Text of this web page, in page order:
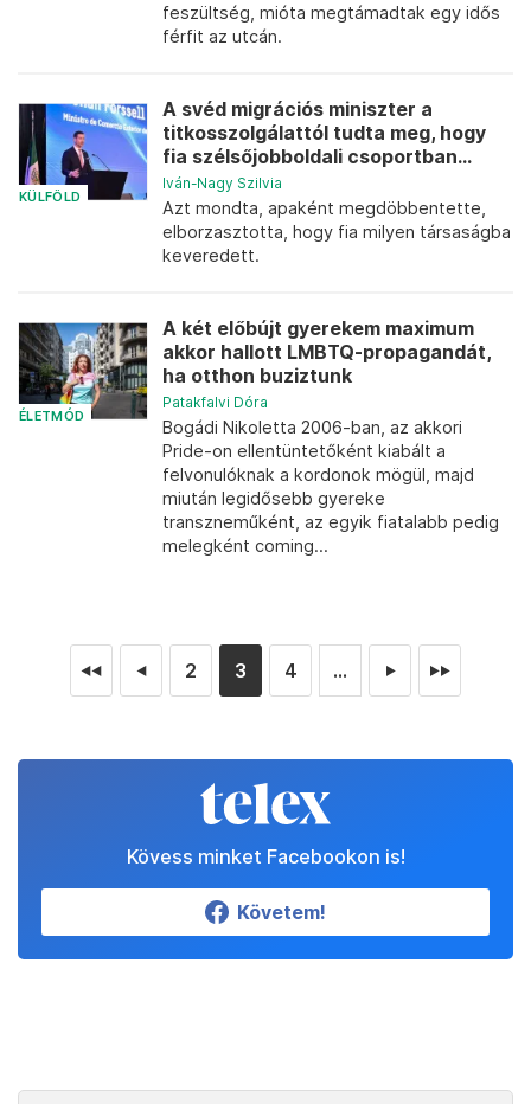
feszültség, mióta megtámadtak egy idős
férfit az utcán.
KÜLFÖLD
A svéd migrációs miniszter a
titkosszolgálattól tudta meg, hogy
fia szélsőjobboldali csoportban...
Iván-Nagy Szilvia
Azt mondta, apaként megdöbbentette,
elborzasztotta, hogy fia milyen társaságba
keveredett.
ÉLETMÓD
A két előbújt gyerekem maximum
akkor hallott LMBTQ-propagandát,
ha otthon buziztunk
Patakfalvi Dóra
Bogádi Nikoletta 2006-ban, az akkori
Pride-on ellentüntetőként kiabált a
felvonulóknak a kordonok mögül, majd
miután legidősebb gyereke
transzneműként, az egyik fiatalabb pedig
melegként coming...
◄◄ ◄ 2 3 4 ... ► ►►
Kövess minket Facebookon is!
Követem!